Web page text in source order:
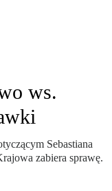
ws.
Sebastiana
zabiera sprawę.